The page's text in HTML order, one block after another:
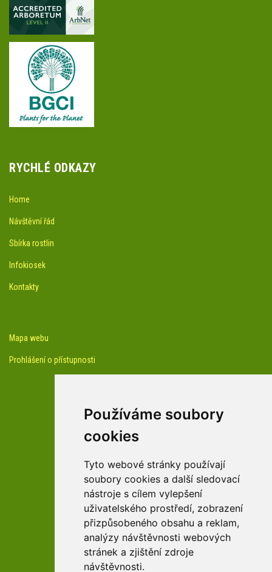
Používáme soubory
cookies
Tyto webové stránky používají
soubory cookies a další sledovací
nástroje s cílem vylepšení
uživatelského prostředí, zobrazení
přizpůsobeného obsahu a reklam,
analýzy návštěvnosti webových
stránek a zjištění zdroje
návštěvnosti.
RYCHLÉ ODKAZY
Home
Návštěvní řád
Sbírka rostlin
Infokiosek
Kontakty
Mapa webu
Prohlášení o přístupnosti
Youtube kanál arboreta